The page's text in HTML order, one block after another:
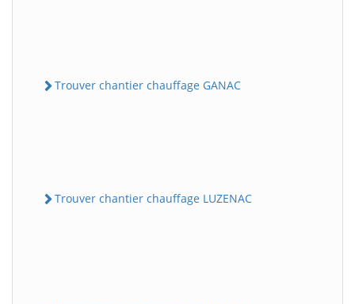
Trouver chantier chauffage GANAC
Trouver chantier chauffage LUZENAC